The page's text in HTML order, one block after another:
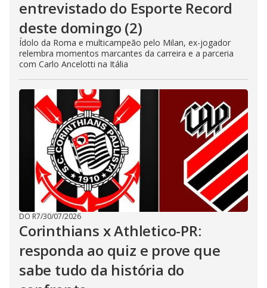
entrevistado do Esporte Record
deste domingo (2)
Ídolo da Roma e multicampeão pelo Milan, ex-jogador
relembra momentos marcantes da carreira e a parceria
com Carlo Ancelotti na Itália
DO R7/30/07/2026
Corinthians x Athletico-PR:
responda ao quiz e prove que
sabe tudo da história do